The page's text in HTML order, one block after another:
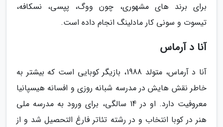
برای برند های مشهوری، چون ووگ، پپسی، نسکافه،
تیسوت و سونی کار مادلینگ انجام داده است.
آنا د آرماس
آنا د آرماس، متولد 1988، بازیگر کوبایی است که بیشتر به
خاطر نقش هایش در مدرسه شبانه روزی و افسانه هیسپانیا
معروفیت دارد. او در 14 سالگی، برای ورود به مدرسه ملی
هنر در کوبا انتخاب و در رشته تئاتر فارغ التحصیل شد و از